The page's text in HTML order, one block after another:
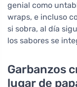
genial como
wraps, e incluso
si sobra, al día
los sabores se
Garbanzos
lugar de